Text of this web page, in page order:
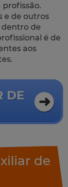
e de outros
dentro de
é de
aos
DE
de